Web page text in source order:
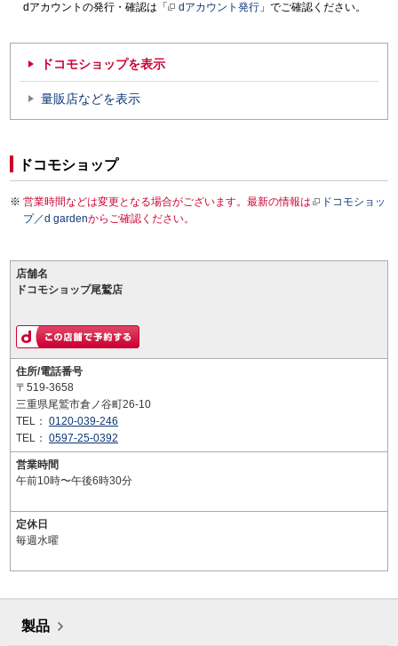
dアカウントの発行・確認は「
dアカウント発行 」でご確認ください。
ドコモショップを表示
量販店などを表示
ドコモショップ
営業時間などは変更となる場合がございます。最新の情報は
ドコモショッ
プ／d gardenからご確認ください。
店舗名
ドコモショップ尾鷲店
住所/電話番号
〒519-3658
三重県尾鷲市倉ノ谷町26-10
TEL： 0120-039-246
TEL： 0597-25-0392
営業時間
午前10時〜午後6時30分
定休日
毎週水曜
製品